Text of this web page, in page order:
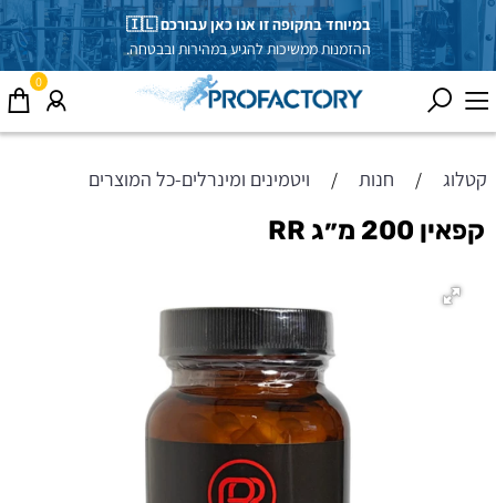
במיוחד בתקופה זו אנו כאן עבורכם 🇮🇱
ההזמנות ממשיכות להגיע במהירות ובבטחה.
0
קטלוג / חנות / ויטמינים ומינרלים-כל המוצרים
קפאין 200 מ״ג RR